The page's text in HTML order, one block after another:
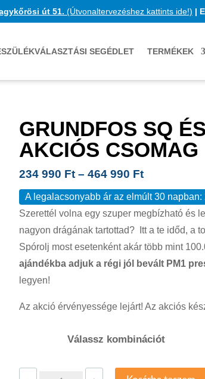
út 51. (Útvonaltervezéshez kattints ide!) |
SEGÉDLET TERMÉKEK
GRUNDFOS SQ
AKCIÓS CSOMAG
234 990 Ft – 464 990 Ft
A legalacsonyabb ár az elmúlt 30 napban:
Szerettél volna egy szuper megbízható és
nagyon drágának tartottad? Itt a te időd, a
Spórolj most esetenként akár több mint
ajándékba adjuk a régi jól bevált PM1
legyen!
Az akció érvényessége lejárt! Az akciós
Válassz kombinációt